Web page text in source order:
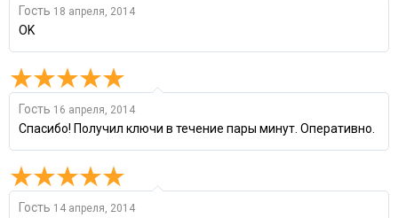
Гость 18 апреля, 2014
OK
Гость 16 апреля, 2014
Спасибо! Получил ключи в течение пары минут. Оперативно.
Гость 14 апреля, 2014